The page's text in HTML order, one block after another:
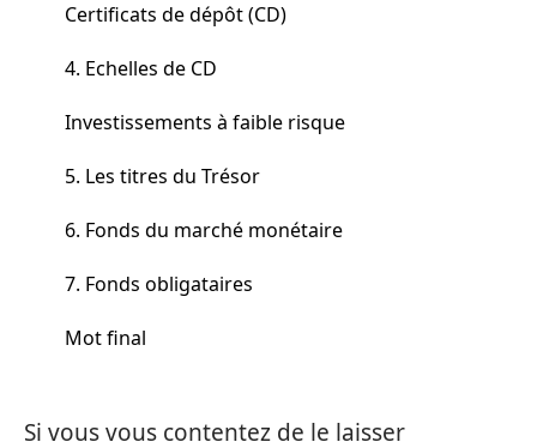
Certificats de dépôt (CD)
4. Echelles de CD
Investissements à faible risque
5. Les titres du Trésor
6. Fonds du marché monétaire
7. Fonds obligataires
Mot final
Si vous vous contentez de le laisser